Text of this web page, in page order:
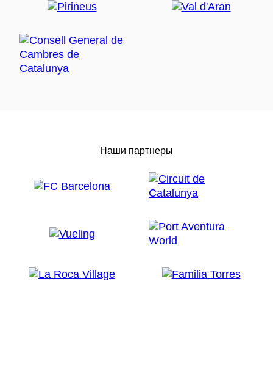
Наши партнеры